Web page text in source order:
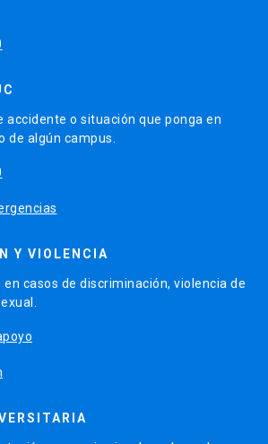
accidente o situación que ponga en
de algún campus.
Y VIOLENCIA
casos de discriminación, violencia de